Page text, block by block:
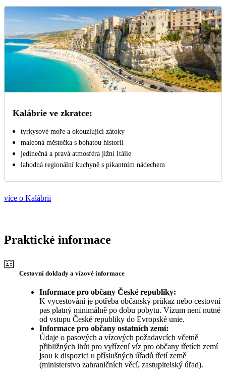
Kalábrie ve zkratce:
tyrkysové moře a okouzlující zátoky
malebná městečka s bohatou historií
jedinečná a pravá atmosféra jižní Itálie
lahodná regionální kuchyně s pikantním nádechem
více o Kalábrii
Praktické informace
Cestovní doklady a vízové informace
Informace pro občany České republiky:
K vycestování je potřeba občanský průkaz nebo cestovní
pas platný minimálně po dobu pobytu. Vízum není nutné
od vstupu České republiky do Evropské unie.
Informace pro občany ostatních zemí:
Údaje o pasových a vízových požadavcích včetně
přibližných lhůt pro vyřízení víz pro občany třetích zemí
jsou k dispozici u příslušných úřadů třetí země
(ministerstvo zahraničních věcí, zastupitelský úřad).